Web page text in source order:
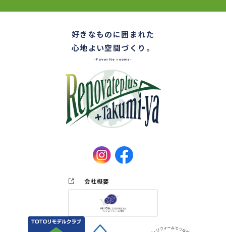
好きなものに囲まれた
心地よい空間づくり。
-Favorite rooms-
会社概要